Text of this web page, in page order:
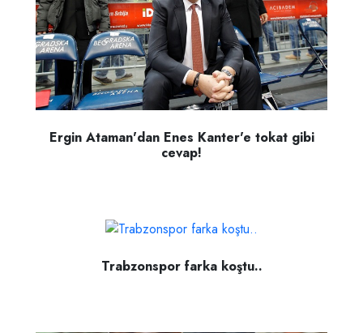
Ergin Ataman'dan Enes Kanter'e tokat gibi
cevap!
Trabzonspor farka koştu..